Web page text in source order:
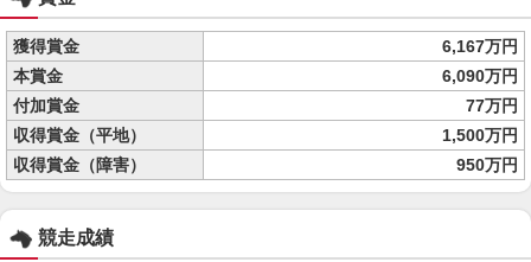
獲得賞金
6,167万円
本賞金
6,090万円
付加賞金
77万円
収得賞金（平地）
1,500万円
収得賞金（障害）
950万円
競走成績